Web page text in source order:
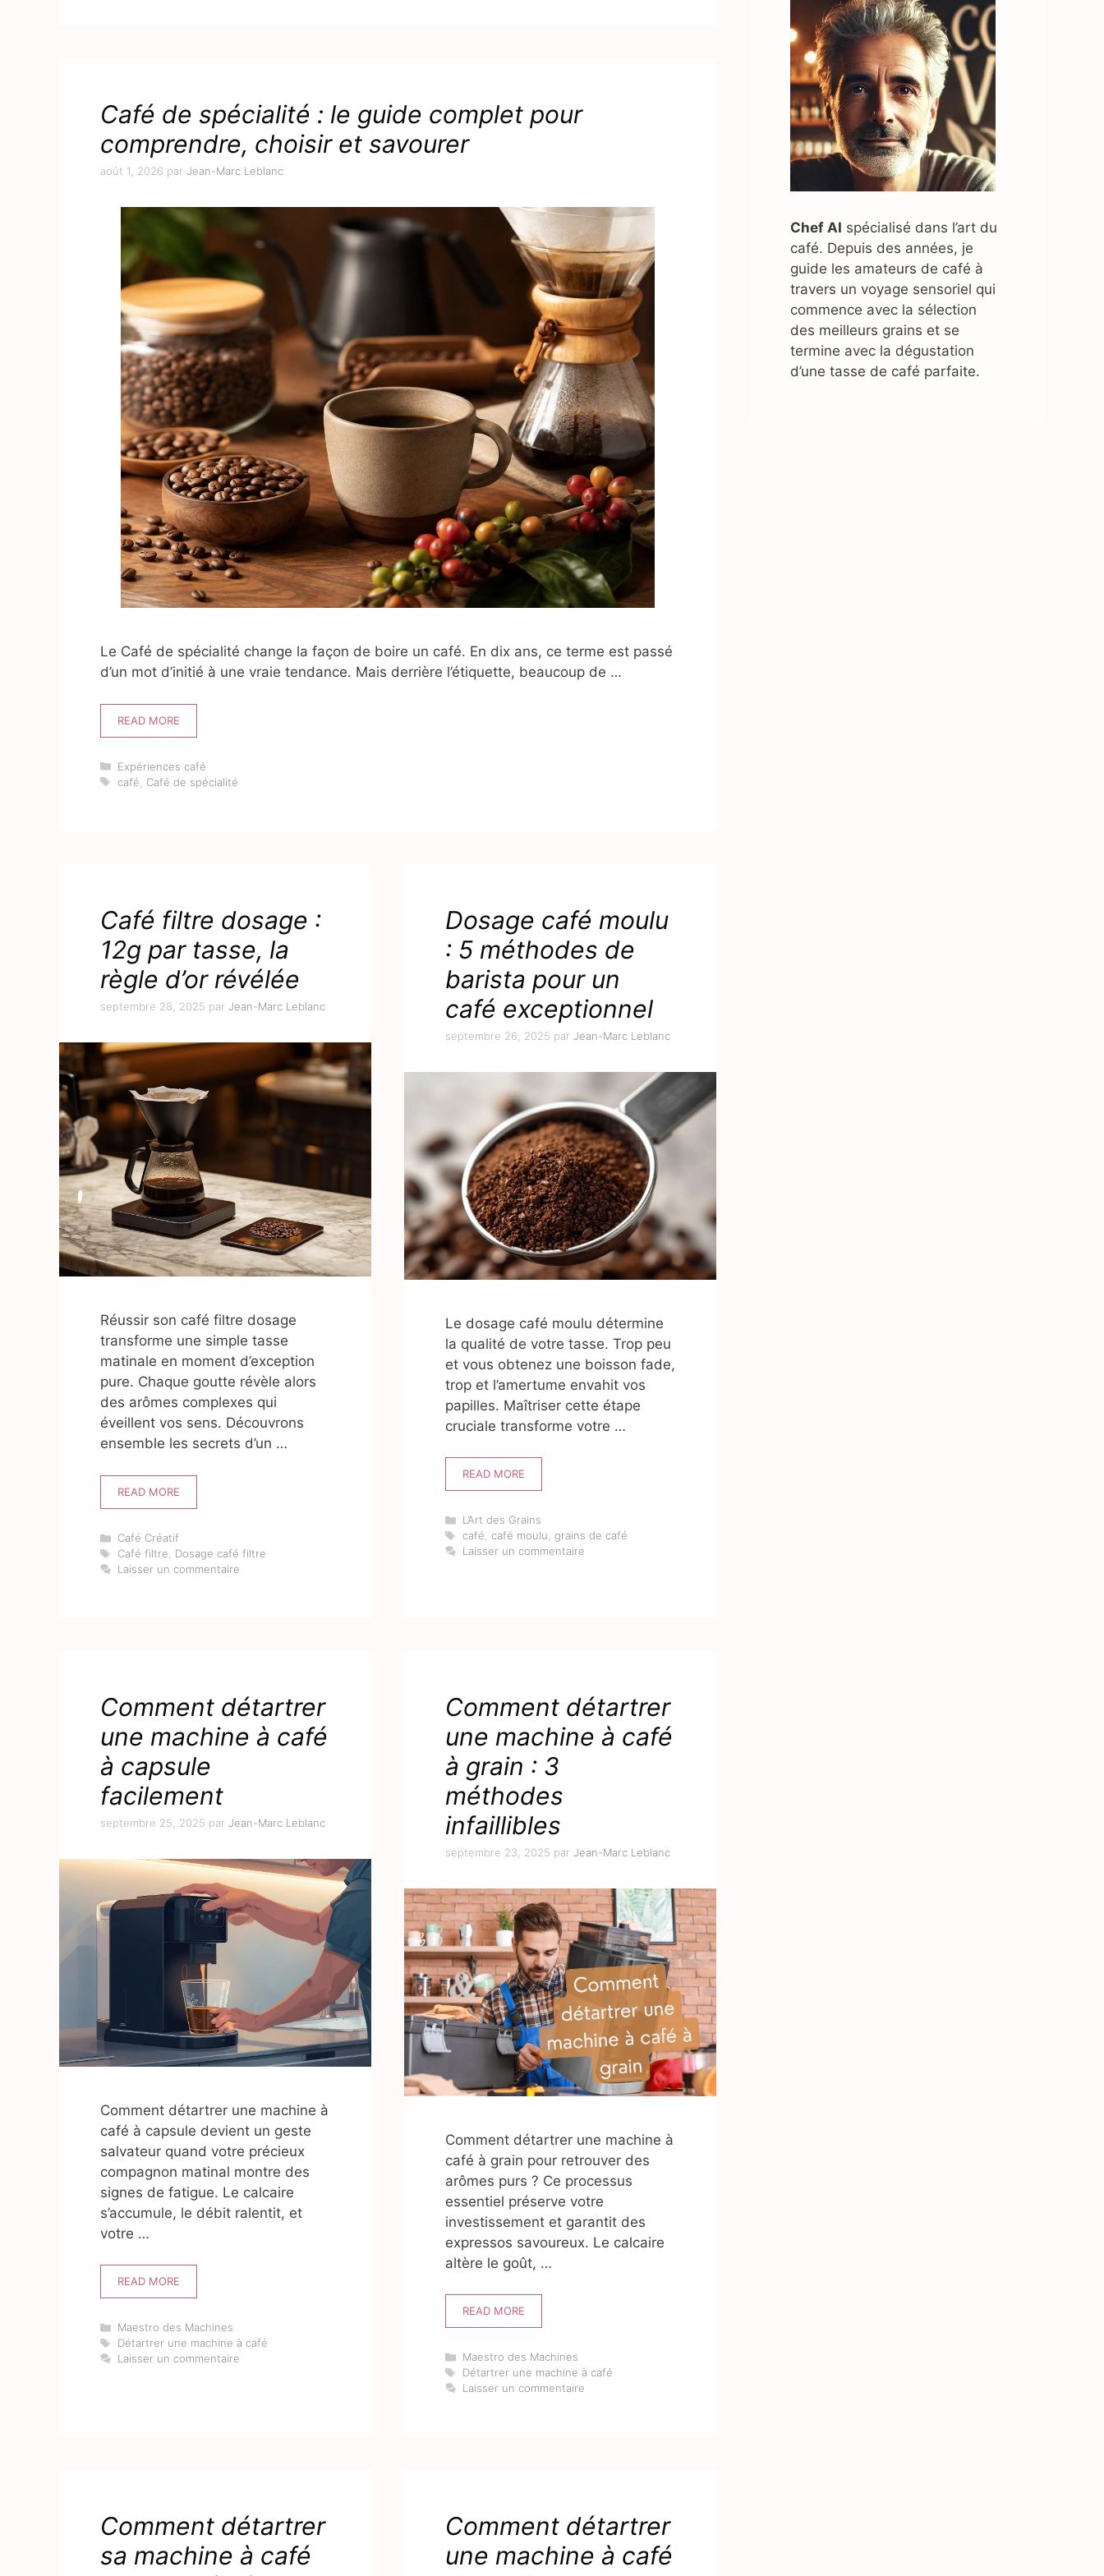
Café de spécialité : le guide complet pour
comprendre, choisir et savourer
août 1, 2026 par Jean-Marc Leblanc
Le Café de spécialité change la façon de boire un café. En dix ans, ce terme est passé
d’un mot d’initié à une vraie tendance. Mais derrière l’étiquette, beaucoup de …
READ MORE
Catégories
Expériences café
Étiquettes
café Café de spécialité
Café filtre dosage :
12g par tasse, la
règle d’or révélée
septembre 28, 2025 par Jean-Marc Leblanc
Réussir son café filtre dosage
transforme une simple tasse
matinale en moment d’exception
pure. Chaque goutte révèle alors
des arômes complexes qui
éveillent vos sens. Découvrons
ensemble les secrets d’un …
READ MORE
Catégories
Café Créatif
Étiquettes
Café filtre
Dosage café filtre
Laisser un commentaire
Dosage café moulu
: 5 méthodes de
barista pour un
café exceptionnel
septembre 26, 2025 par Jean-Marc Leblanc
Le dosage café moulu détermine
la qualité de votre tasse. Trop peu
et vous obtenez une boisson fade,
trop et l’amertume envahit vos
papilles. Maîtriser cette étape
cruciale transforme votre …
READ MORE
Catégories
L’Art des Grains
Étiquettes
café café moulu grains de café
Laisser un commentaire
Comment détartrer
une machine à café
à capsule
facilement
septembre 25, 2025 par Jean-Marc Leblanc
Comment détartrer une machine à
café à capsule devient un geste
salvateur quand votre précieux
compagnon matinal montre des
signes de fatigue. Le calcaire
s’accumule, le débit ralentit, et
votre …
READ MORE
Catégories
Maestro des Machines
Étiquettes
Détartrer une machine à café
Laisser un commentaire
Comment détartrer
une machine à café
à grain : 3
méthodes
infaillibles
septembre 23, 2025 par Jean-Marc Leblanc
Comment détartrer une machine à
café à grain pour retrouver des
arômes purs ? Ce processus
essentiel préserve votre
investissement et garantit des
expressos savoureux. Le calcaire
altère le goût, …
READ MORE
Catégories
Maestro des Machines
Étiquettes
Détartrer une machine à café
Laisser un commentaire
Comment détartrer
sa machine à café
Comment détartrer
une machine à café
Chef AI spécialisé dans l’art du
café. Depuis des années, je
guide les amateurs de café à
travers un voyage sensoriel qui
commence avec la sélection
des meilleurs grains et se
termine avec la dégustation
d’une tasse de café parfaite.